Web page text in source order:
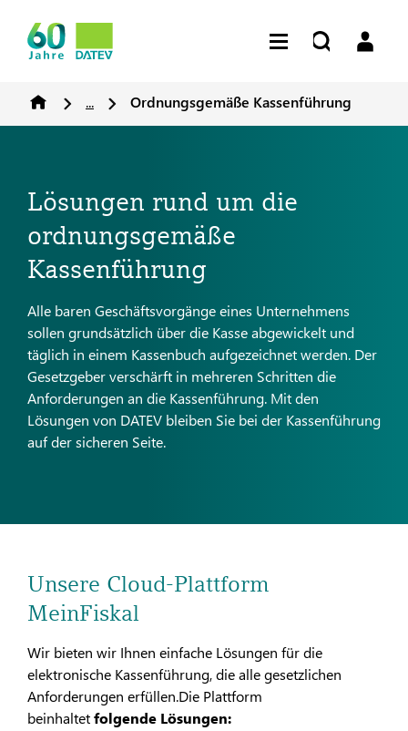
... Ordnungsgemäße Kassenführung
Lösungen rund um die
ordnungsgemäße
Kassenführung
Alle baren Geschäftsvorgänge eines Unternehmens
sollen grundsätzlich über die Kasse abgewickelt und
täglich in einem Kassenbuch aufgezeichnet werden. Der
Gesetzgeber verschärft in mehreren Schritten die
Anforderungen an die Kassenführung. Mit den
Lösungen von DATEV bleiben Sie bei der Kassenführung
auf der sicheren Seite.
Unsere Cloud-Plattform
MeinFiskal
Wir bieten wir Ihnen einfache Lösungen für die
elektronische Kassenführung, die alle gesetzlichen
Anforderungen erfüllen.Die Plattform
beinhaltetfolgende Lösungen: